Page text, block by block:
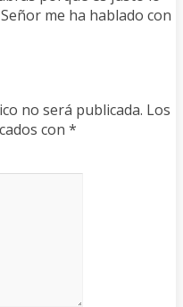
me ha hablado con
no será publicada. Los
con *